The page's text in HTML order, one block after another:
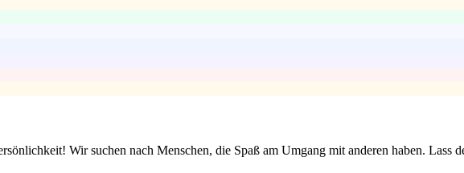
Wir suchen nach Menschen, die Spaß am Umgang mit anderen haben. Lass